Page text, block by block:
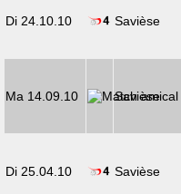
Di 24.10.10 Savièse
Ma 14.09.10 Savièse
Di 25.04.10 Savièse